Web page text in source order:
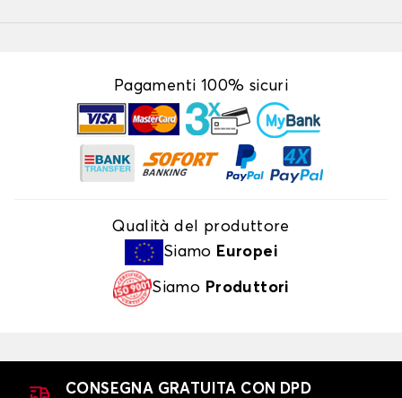
Pagamenti 100% sicuri
Qualità del produttore
Siamo Europei
Siamo Produttori
CONSEGNA GRATUITA CON DPD